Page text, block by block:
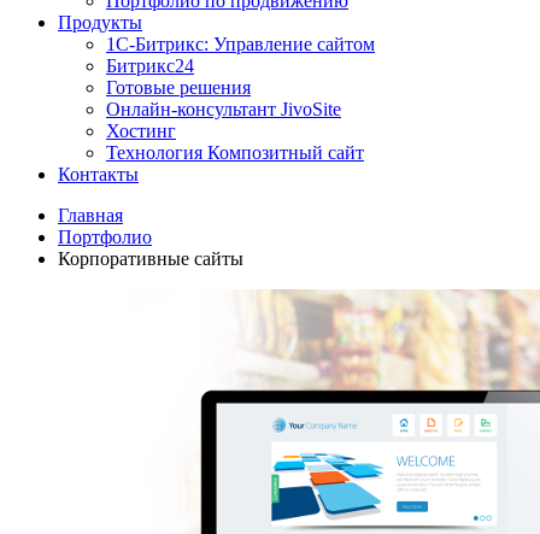
Продукты
1С-Битрикс: Управление сайтом
Битрикс24
Готовые решения
Онлайн-консультант JivoSite
Хостинг
Технология Композитный сайт
Контакты
Главная
Портфолио
Корпоративные сайты